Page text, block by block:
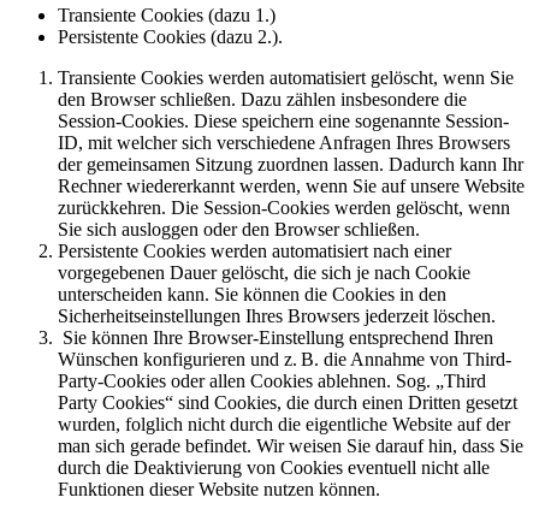
Transiente Cookies (dazu 1.)
Persistente Cookies (dazu 2.).
Transiente Cookies werden automatisiert gelöscht, wenn Sie
den Browser schließen. Dazu zählen insbesondere die
Session-Cookies. Diese speichern eine sogenannte Session-
ID, mit welcher sich verschiedene Anfragen Ihres Browsers
der gemeinsamen Sitzung zuordnen lassen. Dadurch kann Ihr
Rechner wiedererkannt werden, wenn Sie auf unsere Website
zurückkehren. Die Session-Cookies werden gelöscht, wenn
Sie sich ausloggen oder den Browser schließen.
Persistente Cookies werden automatisiert nach einer
vorgegebenen Dauer gelöscht, die sich je nach Cookie
unterscheiden kann. Sie können die Cookies in den
Sicherheitseinstellungen Ihres Browsers jederzeit löschen.
Sie können Ihre Browser-Einstellung entsprechend Ihren
Wünschen konfigurieren und z. B. die Annahme von Third-
Party-Cookies oder allen Cookies ablehnen. Sog. „Third
Party Cookies“ sind Cookies, die durch einen Dritten gesetzt
wurden, folglich nicht durch die eigentliche Website auf der
man sich gerade befindet. Wir weisen Sie darauf hin, dass Sie
durch die Deaktivierung von Cookies eventuell nicht alle
Funktionen dieser Website nutzen können.